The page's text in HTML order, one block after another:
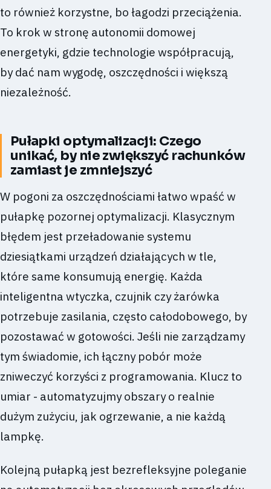
to również korzystne, bo łagodzi przeciążenia.
To krok w stronę autonomii domowej
energetyki, gdzie technologie współpracują,
by dać nam wygodę, oszczędności i większą
niezależność.
Pułapki optymalizacji: Czego
unikać, by nie zwiększyć rachunków
zamiast je zmniejszyć
W pogoni za oszczędnościami łatwo wpaść w
pułapkę pozornej optymalizacji. Klasycznym
błędem jest przeładowanie systemu
dziesiątkami urządzeń działających w tle,
które same konsumują energię. Każda
inteligentna wtyczka, czujnik czy żarówka
potrzebuje zasilania, często całodobowego, by
pozostawać w gotowości. Jeśli nie zarządzamy
tym świadomie, ich łączny pobór może
zniweczyć korzyści z programowania. Klucz to
umiar - automatyzujmy obszary o realnie
dużym zużyciu, jak ogrzewanie, a nie każdą
lampkę.
Kolejną pułapką jest bezrefleksyjne poleganie